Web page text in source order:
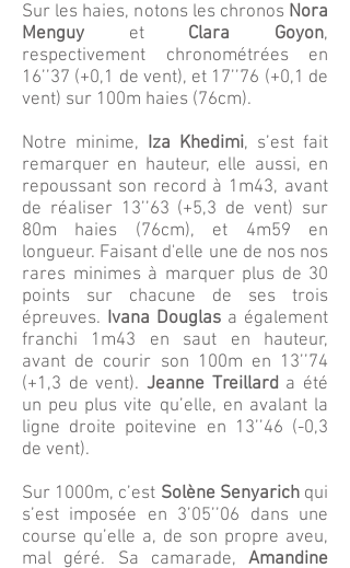
Sur les haies, notons les chronos Nora
Menguy et Clara Goyon,
respectivement chronométrées en
16’’37 (+0,1 de vent), et 17’’76 (+0,1 de
vent) sur 100m haies (76cm).
Notre minime, Iza Khedimi, s’est fait
remarquer en hauteur, elle aussi, en
repoussant son record à 1m43, avant
de réaliser 13’’63 (+5,3 de vent) sur
80m haies (76cm), et 4m59 en
longueur. Faisant d'elle une de nos nos
rares minimes à marquer plus de 30
points sur chacune de ses trois
épreuves. Ivana Douglas a également
franchi 1m43 en saut en hauteur,
avant de courir son 100m en 13’’74
(+1,3 de vent). Jeanne Treillarda été
un peu plus vite qu’elle, en avalant la
ligne droite poitevine en 13’’46 (-0,3
de vent).
Sur 1000m, c’est Solène Senyarichqui
s’est imposée en 3’05’’06 dans une
course qu’elle a, de son propre aveu,
mal géré. Sa camarade, Amandine